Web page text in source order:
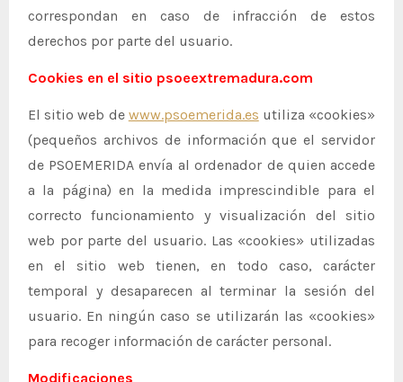
correspondan en caso de infracción de estos
derechos por parte del usuario.
Cookies en el sitio psoeextremadura.com
El sitio web de www.psoemerida.es utiliza «cookies»
(pequeños archivos de información que el servidor
de PSOEMERIDA envía al ordenador de quien accede
a la página) en la medida imprescindible para el
correcto funcionamiento y visualización del sitio
web por parte del usuario. Las «cookies» utilizadas
en el sitio web tienen, en todo caso, carácter
temporal y desaparecen al terminar la sesión del
usuario. En ningún caso se utilizarán las «cookies»
para recoger información de carácter personal.
Modificaciones